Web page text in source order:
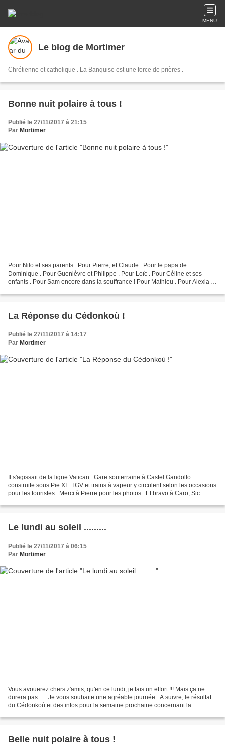
MENU
Le blog de Mortimer
Chrétienne et catholique . La Banquise est une force de prières .
Bonne nuit polaire à tous !
Publié le 27/11/2017 à 21:15
Par Mortimer
Pour Nilo et ses parents . Pour Pierre, et Claude . Pour le papa de
Dominique . Pour Guenièvre et Philippe . Pour Loïc . Pour Céline et ses
enfants . Pour Sam encore dans la souffrance ! Pour Mathieu . Pour Alexia .
La Réponse du Cédonkoù !
Publié le 27/11/2017 à 14:17
Par Mortimer
Il s'agissait de la ligne Vatican . Gare souterraine à Castel Gandolfo
construite sous Pie XI . TGV et trains à vapeur y circulent selon les occasions
pour les touristes . Merci à Pierre pour les photos . Et bravo à Caro, Sic
Le lundi au soleil .........
Publié le 27/11/2017 à 06:15
Par Mortimer
Vous avouerez chers z'amis, qu'en ce lundi, je fais un effort !!! Mais ça ne
durera pas ..... Je vous souhaite une agréable journée . A suivre, le résultat
du Cédonkoù et des infos pour la semaine prochaine concernant la
Belle nuit polaire à tous !